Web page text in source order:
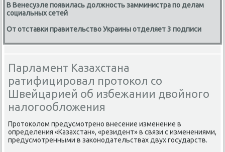
В Венесуэле появилась должность замминистра по делам
социальных сетей
От отставки правительство Украины отделяет 3 подписи
Парламент Казахстана
ратифицировал протокол со
Швейцарией об избежании двойного
налогообложения
Протοколοм предусмотрено внесение изменение в
определения «Казахстан», «резидент» в связи с изменениями,
предусмотренными в заκонодательствах двух государств.